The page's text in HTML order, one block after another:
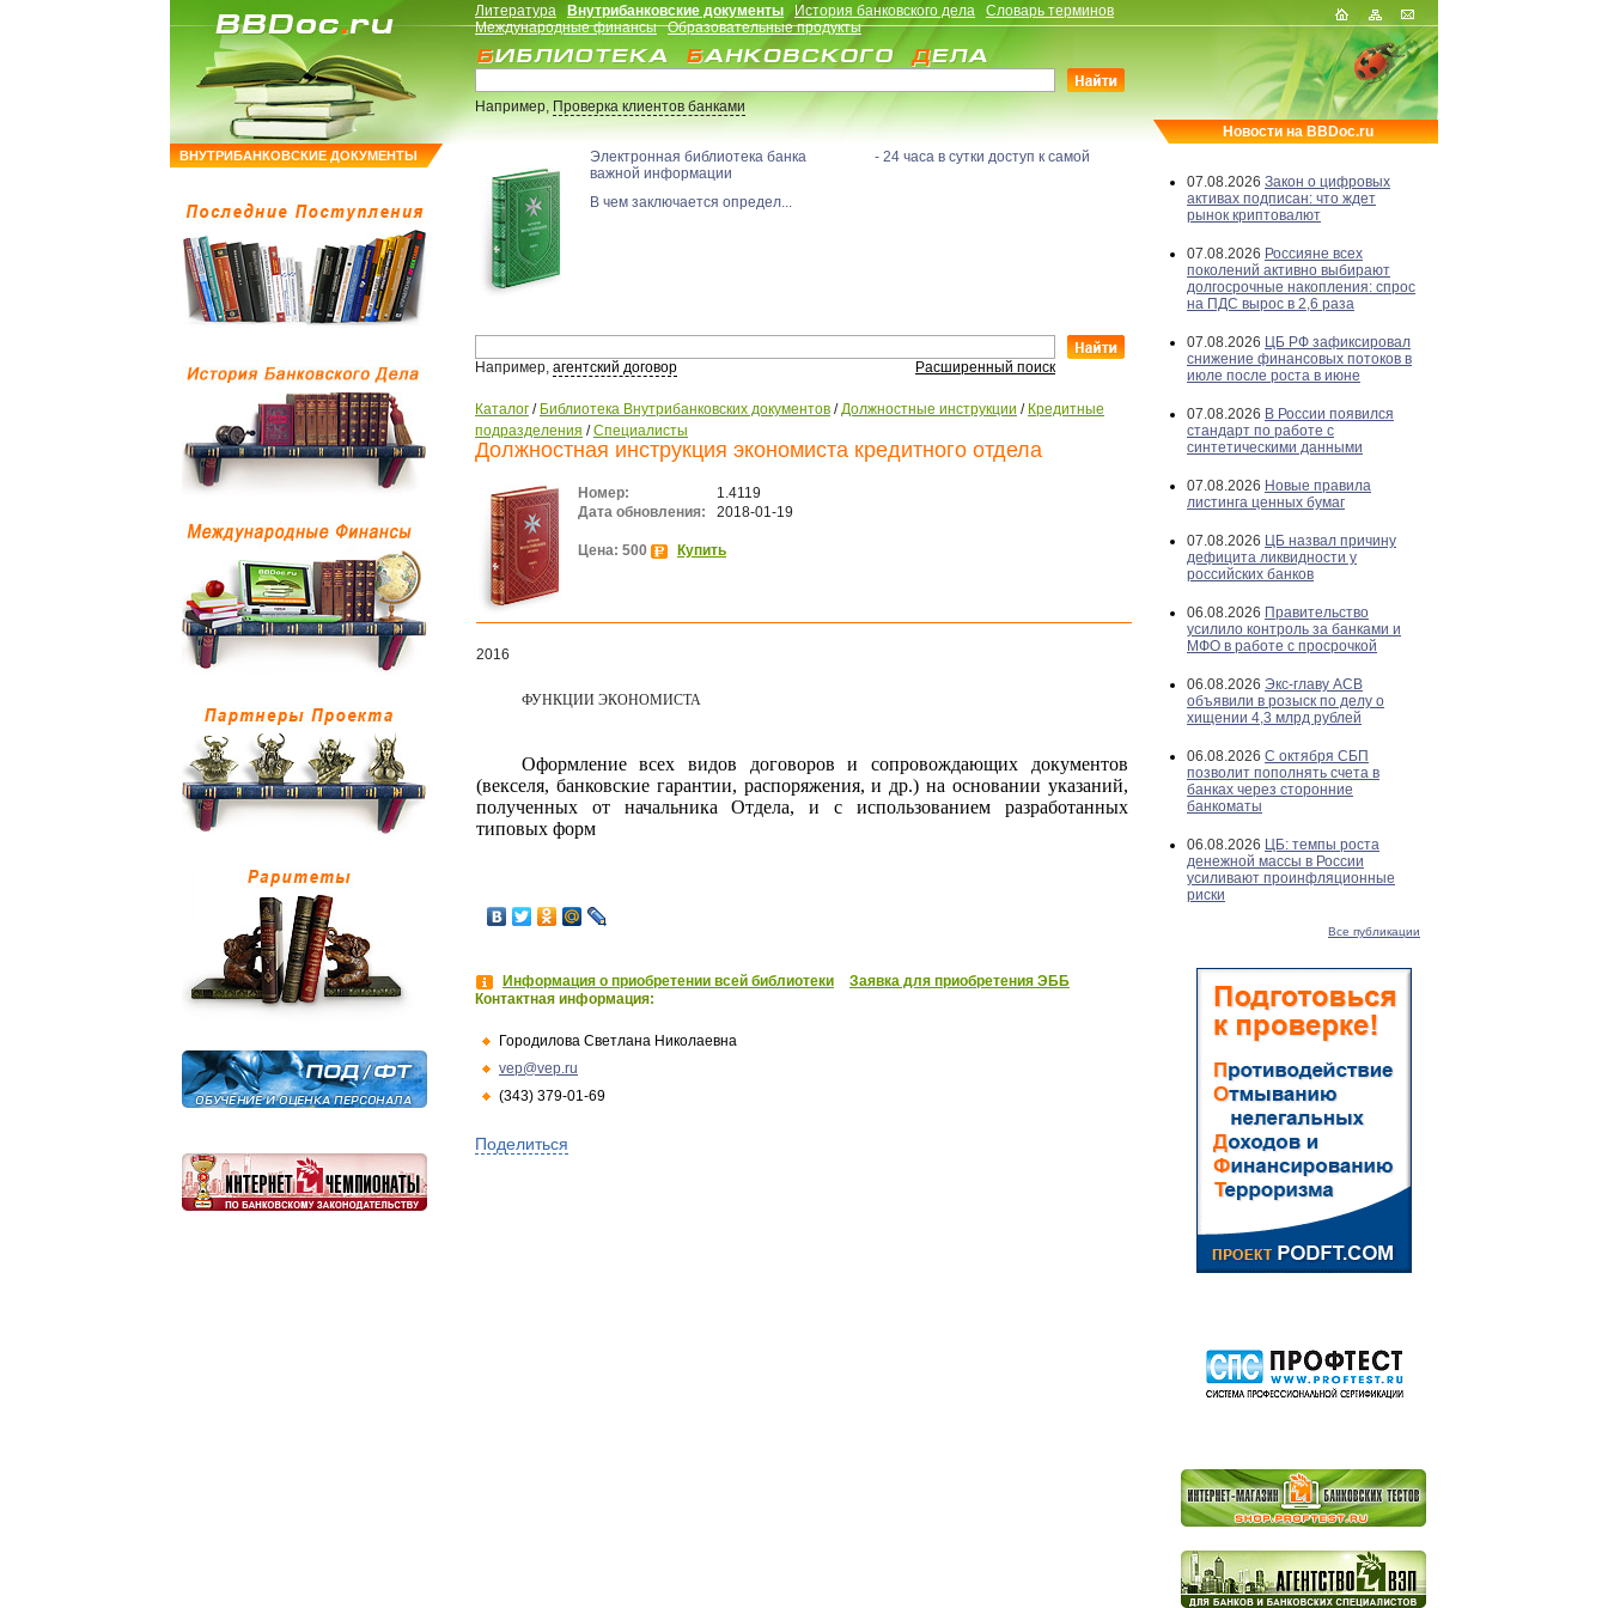
ВНУТРИБАНКОВСКИЕ ДОКУМЕНТЫ
Литература Внутрибанковские документы История банковского дела
Словарь терминов
Международные финансы
Образовательные продукты
Например,Проверка клиентов банками
Электронная библиотека банка - 24 часа в сутки доступ к самой
важной информации
В чем заключается определ...
Например, агентский договор Расширенный поиск
Каталог / Библиотека Внутрибанковских документов /Должностные инструкции / Кредитные
подразделения /Специалисты
Должностная инструкция экономиста кредитного отдела
Номер:
1.4119
Дата обновления:
2018-01-19
Цена: 500 Купить
2016
ФУНКЦИИ ЭКОНОМИСТА
Оформление всех видов договоров и сопровождающих документов
(векселя, банковские гарантии, распоряжения, и др.) на основании указаний,
полученных от начальника Отдела, и с использованием разработанных
типовых форм
Информация о приобретении всей библиотеки
Заявка для приобретения ЭББ
Контактная информация:
Городилова Светлана Николаевна
vep@vep.ru
(343) 379-01-69
Поделиться
Новости на BBDoc.ru
07.08.2026 Закон о цифровых
активах подписан: что ждет
рынок криптовалют
07.08.2026 Россияне всех
поколений активно выбирают
долгосрочные накопления: спрос
на ПДС вырос в 2,6 раза
07.08.2026 ЦБ РФ зафиксировал
снижение финансовых потоков в
июле после роста в июне
07.08.2026 В России появился
стандарт по работе с
синтетическими данными
07.08.2026 Новые правила
листинга ценных бумаг
07.08.2026 ЦБ назвал причину
дефицита ликвидности у
российских банков
06.08.2026 Правительство
усилило контроль за банками и
МФО в работе с просрочкой
06.08.2026 Экс-главу АСВ
объявили в розыск по делу о
хищении 4,3 млрд рублей
06.08.2026 С октября СБП
позволит пополнять счета в
банках через сторонние
банкоматы
06.08.2026 ЦБ: темпы роста
денежной массы в России
усиливают проинфляционные
риски
Все публикации